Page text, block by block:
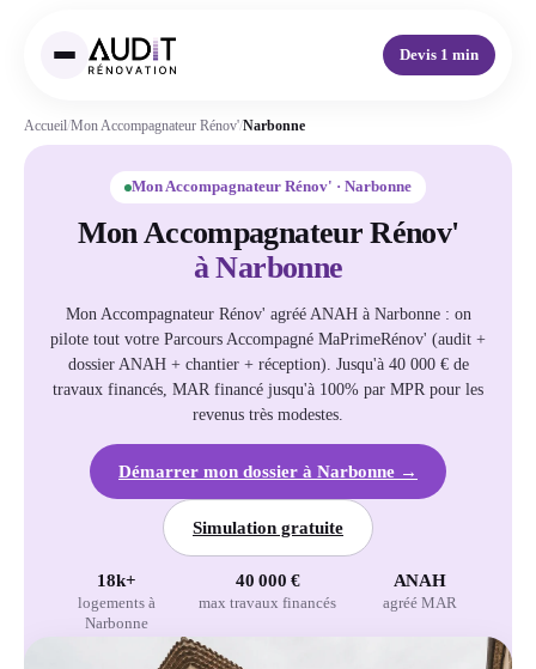
Devis 1 min
Accueil/Mon Accompagnateur Rénov'/Narbonne
Mon Accompagnateur Rénov' · Narbonne
Mon Accompagnateur Rénov'
à Narbonne
Mon Accompagnateur Rénov' agréé ANAH à Narbonne : on
pilote tout votre Parcours Accompagné MaPrimeRénov' (audit +
dossier ANAH + chantier + réception). Jusqu'à 40 000 € de
travaux financés, MAR financé jusqu'à 100% par MPR pour les
revenus très modestes.
Démarrer mon dossier à Narbonne →
Simulation gratuite
18k+
logements à
Narbonne
40 000 €
max travaux financés
ANAH
agréé MAR